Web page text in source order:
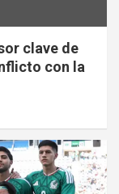
clave de
con la